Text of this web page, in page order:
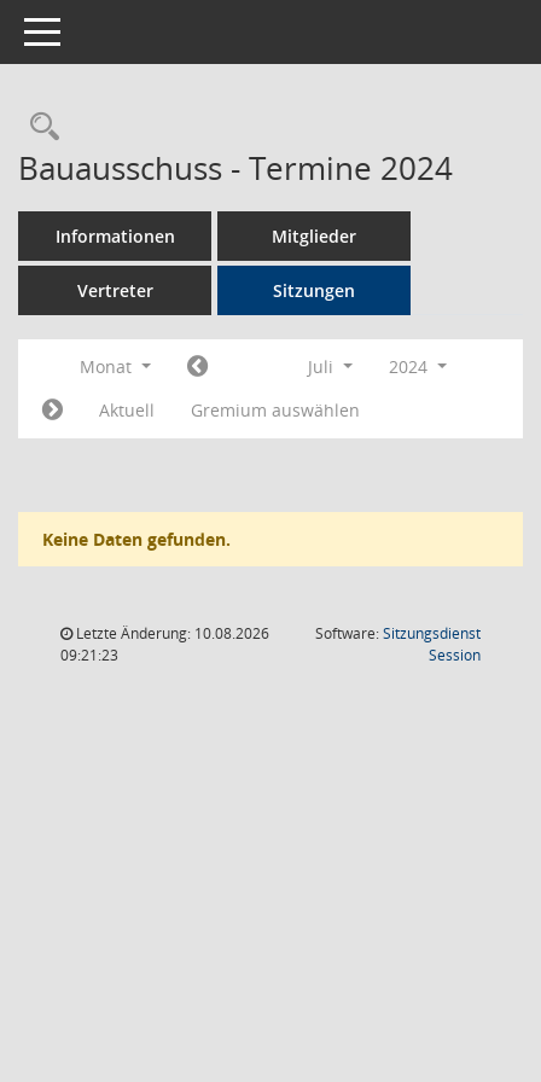
Toggle navigation
Rechercheauswahl
Bauausschuss - Termine 2024
Informationen Mitglieder
Vertreter Sitzungen
Monat Juli
2024
Aktuell
Gremium auswählen
Keine Daten gefunden.
Letzte Änderung: 10.08.2026
09:21:23
Software:Sitzungsdienst
Session(Wird in